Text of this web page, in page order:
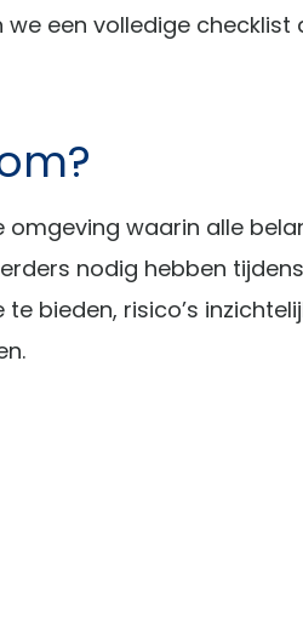
een volledige checklist
omgeving waarin alle
nodig hebben
bieden, risico’s